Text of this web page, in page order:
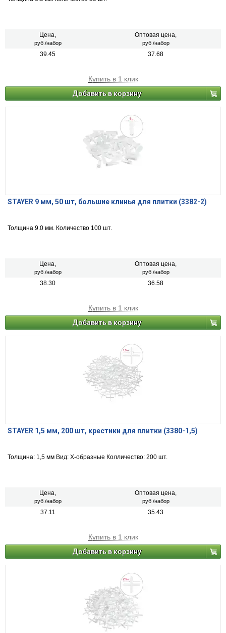
Цена,
руб./набор
Оптовая цена,
руб./набор
39.45 37.68
Купить в 1 клик
Добавить в корзину
STAYER 9 мм, 50 шт, большие клинья для плитки (3382-2)
Толщина 9.0 мм. Количество 100 шт.
Цена,
руб./набор
Оптовая цена,
руб./набор
38.30 36.58
Купить в 1 клик
Добавить в корзину
STAYER 1,5 мм, 200 шт, крестики для плитки (3380-1,5)
Толщина: 1,5 мм Вид: Х-образные Колличество: 200 шт.
Цена,
руб./набор
Оптовая цена,
руб./набор
37.11 35.43
Купить в 1 клик
Добавить в корзину